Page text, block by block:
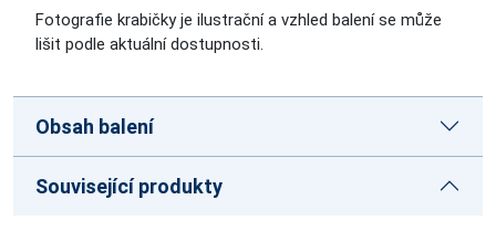
Fotografie krabičky je ilustrační a vzhled balení se může
lišit podle aktuální dostupnosti.
Obsah balení
Související produkty